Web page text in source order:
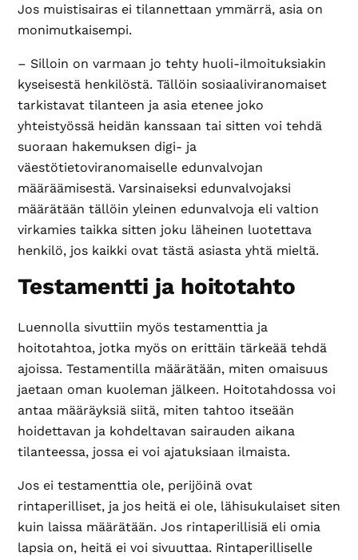
Jos muistisairas ei tilannettaan ymmärrä, asia on
monimutkaisempi.
– Silloin on varmaan jo tehty huoli-ilmoituksiakin
kyseisestä henkilöstä. Tällöin sosiaaliviranomaiset
tarkistavat tilanteen ja asia etenee joko
yhteistyössä heidän kanssaan tai sitten voi tehdä
suoraan hakemuksen digi- ja
väestötietoviranomaiselle edunvalvojan
määräämisestä. Varsinaiseksi edunvalvojaksi
määrätään tällöin yleinen edunvalvoja eli valtion
virkamies taikka sitten joku läheinen luotettava
henkilö, jos kaikki ovat tästä asiasta yhtä mieltä.
Testamentti ja hoitotahto
Luennolla sivuttiin myös testamenttia ja
hoitotahtoa, jotka myös on erittäin tärkeää tehdä
ajoissa. Testamentilla määrätään, miten omaisuus
jaetaan oman kuoleman jälkeen. Hoitotahdossa voi
antaa määräyksiä siitä, miten tahtoo itseään
hoidettavan ja kohdeltavan sairauden aikana
tilanteessa, jossa ei voi ajatuksiaan ilmaista.
Jos ei testamenttia ole, perijöinä ovat
rintaperilliset, ja jos heitä ei ole, lähisukulaiset siten
kuin laissa määrätään. Jos rintaperillisiä eli omia
lapsia on, heitä ei voi sivuuttaa. Rintaperilliselle